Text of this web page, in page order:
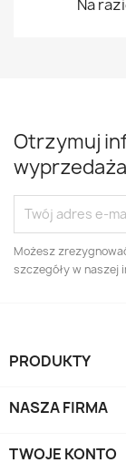
Na
Otrzymuj
Możesz
szczegóły w naszej
PRODUKTY
NASZA FIRMA
TWOJE KONTO